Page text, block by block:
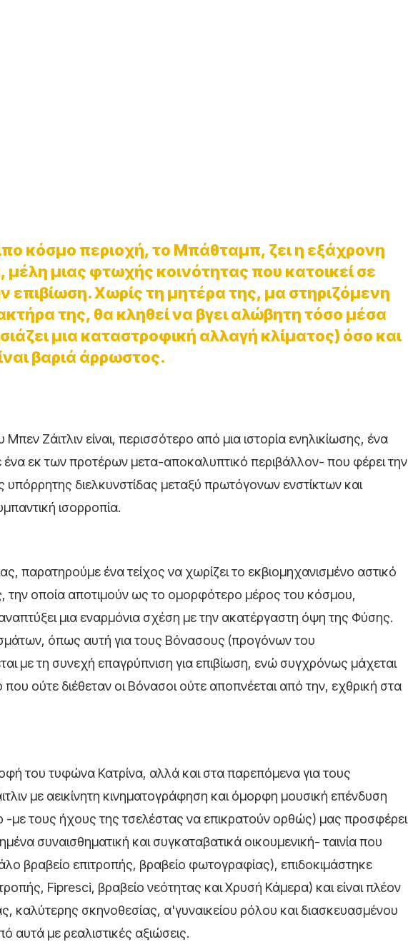
κόσμο περιοχή, το Μπάθταμπ, ζει η εξάχρονη
μιας φτωχής κοινότητας που κατοικεί σε
επιβίωση. Χωρίς τη μητέρα της, μα στηριζόμενη
της, θα κληθεί να βγει αλώβητη τόσο μέσα
μια καταστροφική αλλαγή κλίματος) όσο και
βαριά άρρωστος.
Ζάιτλιν είναι, περισσότερο από μια ιστορία ενηλικίωσης, ένα
εκ των προτέρων μετα-αποκαλυπτικό περιβάλλον- που φέρει την
υπόρρητης διελκυνστίδας μεταξύ πρωτόγονων ενστίκτων και
ισορροπία.
παρατηρούμε ένα τείχος να χωρίζει το εκβιομηχανισμένο αστικό
οποία αποτιμούν ως το ομορφότερο μέρος του κόσμου,
μια εναρμόνια σχέση με την ακατέργαστη όψη της Φύσης.
όπως αυτή για τους Βόνασους (προγόνων του
με τη συνεχή επαγρύπνιση για επιβίωση, ενώ συγχρόνως μάχεται
ούτε διέθεταν οι Βόνασοι ούτε αποπνέεται από την, εχθρική στα
του τυφώνα Κατρίνα, αλλά και στα παρεπόμενα για τους
με αεικίνητη κινηματογράφηση και όμορφη μουσική επένδυση
-με τους ήχους της τσελέστας να επικρατούν ορθώς) μας προσφέρει
συναισθηματική και συγκαταβατικά οικουμενική- ταινία που
βραβείο επιτροπής, βραβείο φωτογραφίας), επιδοκιμάστηκε
Fipresci, βραβείο νεότητας και Χρυσή Κάμερα) και είναι πλέον
καλύτερης σκηνοθεσίας, α'γυναικείου ρόλου και διασκευασμένου
αυτά με ρεαλιστικές αξιώσεις.